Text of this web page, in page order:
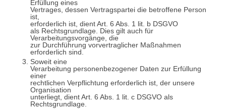
Erfüllung eines
Vertrages, dessen Vertragspartei die betroffene Person
ist,
erforderlich ist, dient Art. 6 Abs. 1 lit. b DSGVO
als Rechtsgrundlage. Dies gilt auch für
Verarbeitungsvorgänge, die
zur Durchführung vorvertraglicher Maßnahmen
erforderlich sind.
Soweit eine
Verarbeitung personenbezogener Daten zur Erfüllung
einer
rechtlichen Verpflichtung erforderlich ist, der unsere
Organisation
unterliegt, dient Art. 6 Abs. 1 lit. c DSGVO als
Rechtsgrundlage.